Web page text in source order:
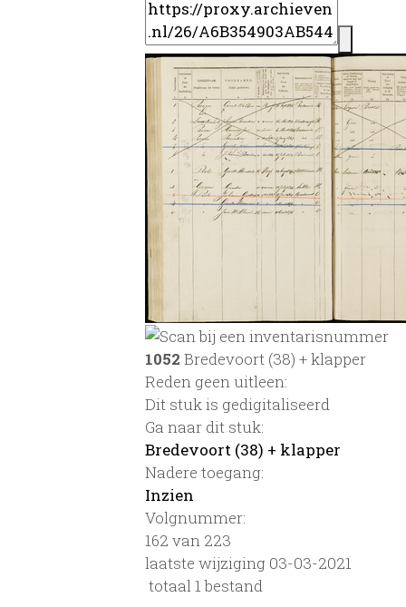
1052 Bredevoort (38) + klapper
Reden geen uitleen:
Dit stuk is gedigitaliseerd
Ga naar dit stuk:
Bredevoort (38) + klapper
Nadere toegang:
Inzien
Volgnummer:
162 van 223
laatste wijziging 03-03-2021
totaal 1 bestand